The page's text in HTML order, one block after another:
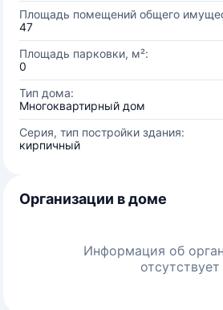
Площадь помещений общего
47
Площадь парковки, м²:
0
Тип дома:
Многоквартирный дом
Серия, тип постройки здания:
кирпичный
Организации в доме
Информация об
отсутствует